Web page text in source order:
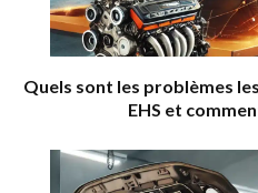
Quels sont les problèmes
EHS et